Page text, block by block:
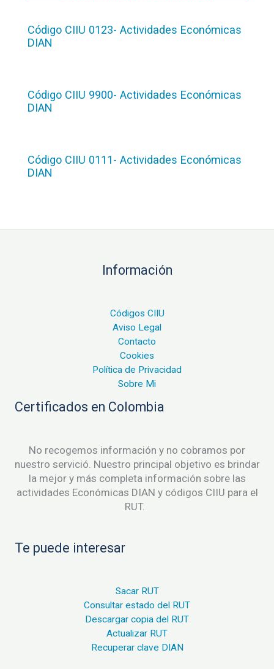
Código CIIU 0123- Actividades Económicas
DIAN
Código CIIU 9900- Actividades Económicas
DIAN
Código CIIU 0111- Actividades Económicas
DIAN
Información
Códigos CIIU
Aviso Legal
Contacto
Cookies
Política de Privacidad
Sobre Mi
Certificados en Colombia
No recogemos información y no cobramos por
nuestro servició. Nuestro principal objetivo es brindar
la mejor y más completa información sobre las
actividades Económicas DIAN y códigos CIIU para el
RUT.
Te puede interesar
Sacar RUT
Consultar estado del RUT
Descargar copia del RUT
Actualizar RUT
Recuperar clave DIAN